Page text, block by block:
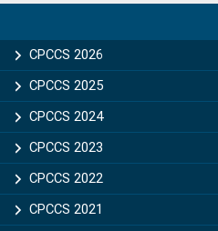
Sidebar
CPCCS 2026
CPCCS 2025
CPCCS 2024
CPCCS 2023
CPCCS 2022
CPCCS 2021